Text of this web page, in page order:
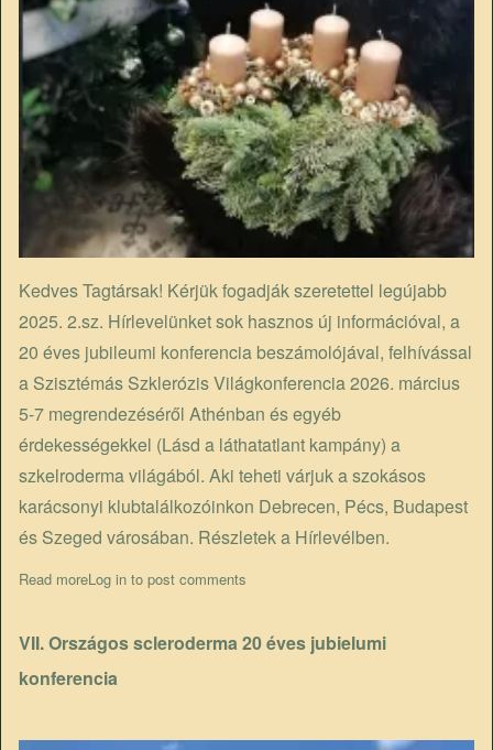
Kedves Tagtársak! Kérjük fogadják szeretettel legújabb
2025. 2.sz. Hírlevelünket sok hasznos új információval, a
20 éves jubileumi konferencia beszámolójával, felhívással
a Szisztémás Szklerózis Világkonferencia 2026. március
5-7 megrendezéséről Athénban és egyéb
érdekességekkel (Lásd a láthatatlant kampány) a
szkelroderma világából. Aki teheti várjuk a szokásos
karácsonyi klubtalálkozóinkon Debrecen, Pécs, Budapest
és Szeged városában. Részletek a Hírlevélben.
Read moreabout Megjelent a legújabb Hírlevél
Log in to post comments
VII. Országos scleroderma 20 éves jubielumi
konferencia